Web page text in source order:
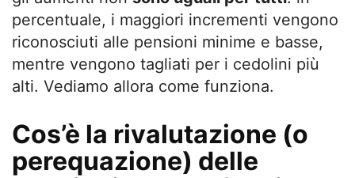
percentuale, i maggiori incrementi vengono
riconosciuti alle pensioni minime e basse,
mentre vengono tagliati per i cedolini più
alti. Vediamo allora come funziona.
Cos’è la rivalutazione (o
perequazione) delle